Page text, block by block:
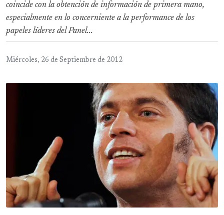
coincide con la obtención de información de primera mano,
especialmente en lo concerniente a la performance de los
papeles líderes del Panel...
Miércoles, 26 de Septiembre de 2012